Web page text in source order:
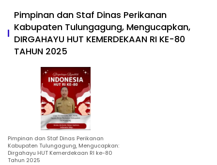
Pimpinan dan Staf Dinas Perikanan
Kabupaten Tulungagung, Mengucapkan,
DIRGAHAYU HUT KEMERDEKAAN RI KE-80
TAHUN 2025
Pimpinan dan Staf Dinas Perikanan
Kabupaten Tulungagung, Mengucapkan:
Dirgahayu HUT Kemerdekaan RI ke-80
Tahun 2025